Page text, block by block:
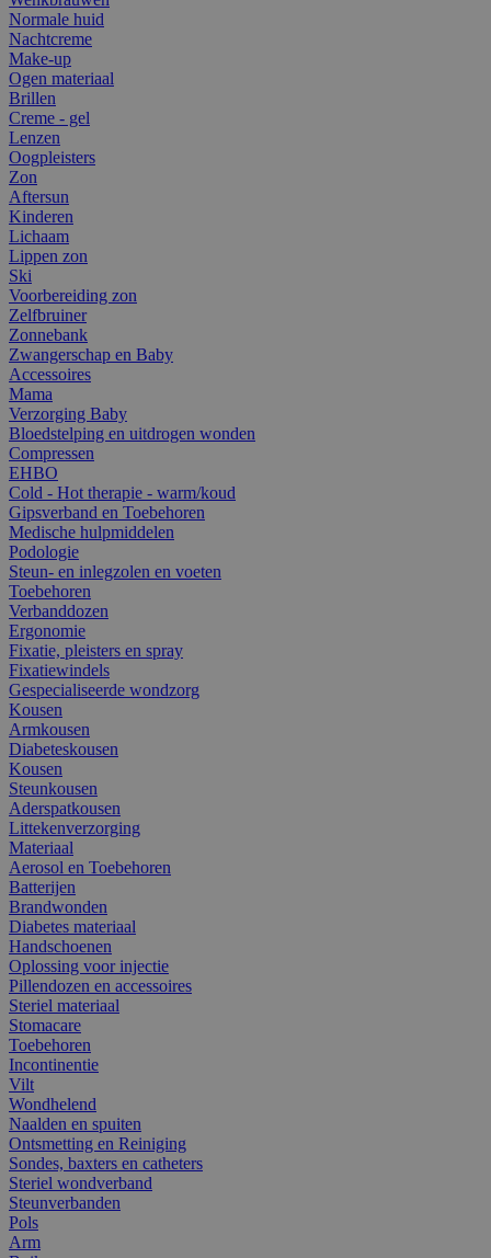
Normale huid
Nachtcreme
Make-up
Ogen materiaal
Brillen
Creme - gel
Lenzen
Oogpleisters
Zon
Aftersun
Kinderen
Lichaam
Lippen zon
Ski
Voorbereiding zon
Zelfbruiner
Zonnebank
Zwangerschap en Baby
Accessoires
Mama
Verzorging Baby
Bloedstelping en uitdrogen wonden
Compressen
EHBO
Cold - Hot therapie - warm/koud
Gipsverband en Toebehoren
Medische hulpmiddelen
Podologie
Steun- en inlegzolen en voeten
Toebehoren
Verbanddozen
Ergonomie
Fixatie, pleisters en spray
Fixatiewindels
Gespecialiseerde wondzorg
Kousen
Armkousen
Diabeteskousen
Kousen
Steunkousen
Aderspatkousen
Littekenverzorging
Materiaal
Aerosol en Toebehoren
Batterijen
Brandwonden
Diabetes materiaal
Handschoenen
Oplossing voor injectie
Pillendozen en accessoires
Steriel materiaal
Stomacare
Toebehoren
Incontinentie
Vilt
Wondhelend
Naalden en spuiten
Ontsmetting en Reiniging
Sondes, baxters en catheters
Steriel wondverband
Steunverbanden
Pols
Arm